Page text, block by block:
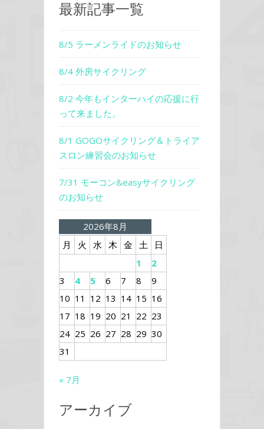
最新記事一覧
8/5 ラーメンライドのお知らせ
8/4 外房サイクリング
8/2 今年もインターハイの応援に行
って来ました。
8/1 GOGOサイクリング＆トライア
スロン練習会のお知らせ
7/31 モーコン&easyサイクリング
のお知らせ
2026年8月
月
火 水 木 金 土
日
1
2
3
4 5 6 7 8
9
10 11 12 13 14 15 16
17 18 19 20 21 22 23
24 25 26 27 28 29 30
31
« 7月
アーカイブ